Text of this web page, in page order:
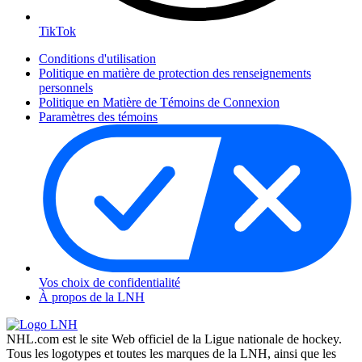
TikTok
Conditions d'utilisation
Politique en matière de protection des renseignements
personnels
Politique en Matière de Témoins de Connexion
Paramètres des témoins
Vos choix de confidentialité
À propos de la LNH
NHL.com est le site Web officiel de la Ligue nationale de hockey.
Tous les logotypes et toutes les marques de la LNH, ainsi que les